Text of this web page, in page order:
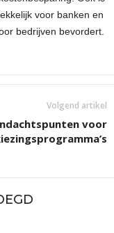
voor banken en
bedrijven bevordert.
Volgend artikel
voor